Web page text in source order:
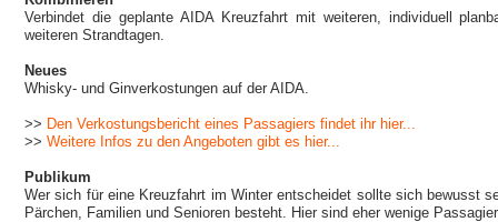
Verbindet die geplante AIDA Kreuzfahrt mit weiteren, individuell
weiteren Strandtagen.
Neues
Whisky- und Ginverkostungen auf der AIDA.
>> Den Verkostungsbericht eines Passagiers findet ihr hier...
>> Weitere Infos zu den Angeboten gibt es hier...
Publikum
Wer sich für eine Kreuzfahrt im Winter entscheidet sollte sich bewusst
Pärchen, Familien und Senioren besteht. Hier sind eher wenige